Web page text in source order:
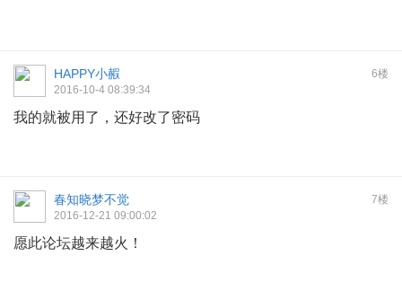
6楼
HAPPY小赮
2016-10-4 08:39:34
我的就被用了，还好改了密码
7楼
春知晓梦不觉
2016-12-21 09:00:02
愿此论坛越来越火！